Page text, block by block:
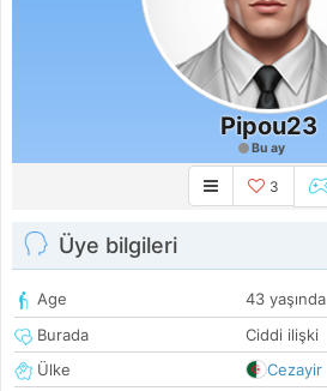
Pipou23
Bu ay
3
Üye bilgileri
Age
43 yaşında
Burada
Ciddi ilişki
Ülke
Cezayir